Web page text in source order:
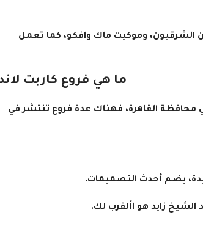
الشرقيون، وموكيت ماك وافكو، كما تعمل
ما هي فروع كاربت
محافظة القاهرة، فهناك عدة فروع تنتشر في
، يضم أحدث التصميمات.
زايد هو األقرب لك.